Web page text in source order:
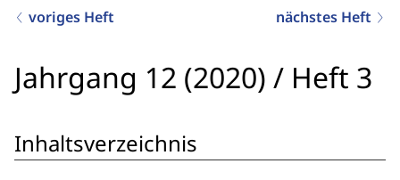
voriges Heft nächstes Heft
Jahrgang 12 (2020) / Heft 3
Inhaltsverzeichnis